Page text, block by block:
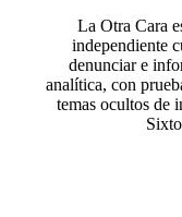
La Otra Cara
independiente
denunciar e
analítica, con
temas ocultos de